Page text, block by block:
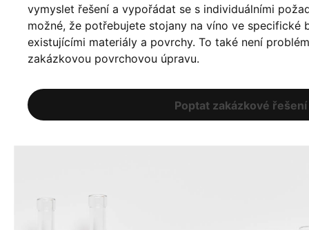
vymyslet řešení a vypořádat se s individuálními
možné, že potřebujete stojany na víno ve specifické
existujícími materiály a povrchy. To také není
zakázkovou povrchovou úpravu.
Poptat zakázkové řešení